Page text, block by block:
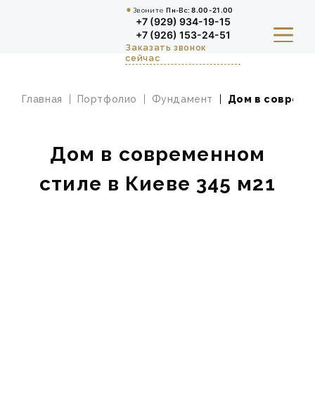
ЗвонитеПн-Вс:8.00-21.00
+7 (929) 934-19-15
+7 (926) 153-24-51
Заказать звонок
сейчас
КУХНИ И СТОЛОВАЯ ЗОНА
ГАРДЕРОБНЫЕ
Главная Портфолио Фундамент Дом в
Дом в современном
стиле в Киеве 345 м21